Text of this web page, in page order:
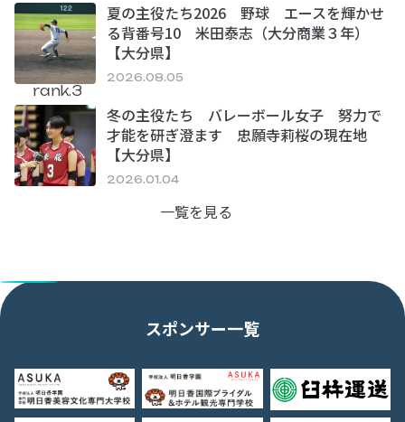
夏の主役たち2026 野球 エースを輝かせ
る背番号10 米田泰志（大分商業３年）
【大分県】
2026.08.05
rank.3
冬の主役たち バレーボール女子 努力で
才能を研ぎ澄ます 忠願寺莉桜の現在地
【大分県】
2026.01.04
一覧を見る
スポンサー一覧